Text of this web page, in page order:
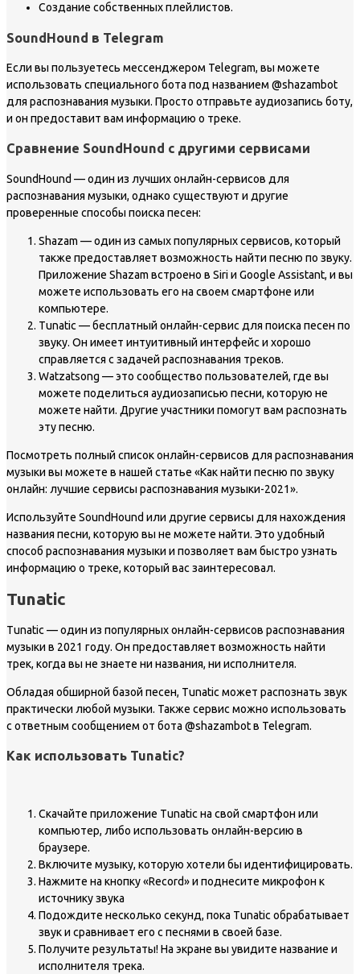
Создание собственных плейлистов.
SoundHound в Telegram
Если вы пользуетесь мессенджером Telegram, вы можете
использовать специального бота под названием @shazambot
для распознавания музыки. Просто отправьте аудиозапись боту,
и он предоставит вам информацию о треке.
Сравнение SoundHound с другими сервисами
SoundHound — один из лучших онлайн-сервисов для
распознавания музыки, однако существуют и другие
проверенные способы поиска песен:
Shazam — один из самых популярных сервисов, который
также предоставляет возможность найти песню по звуку.
Приложение Shazam встроено в Siri и Google Assistant, и вы
можете использовать его на своем смартфоне или
компьютере.
Tunatic — бесплатный онлайн-сервис для поиска песен по
звуку. Он имеет интуитивный интерфейс и хорошо
справляется с задачей распознавания треков.
Watzatsong — это сообщество пользователей, где вы
можете поделиться аудиозаписью песни, которую не
можете найти. Другие участники помогут вам распознать
эту песню.
Посмотреть полный список онлайн-сервисов для распознавания
музыки вы можете в нашей статье «Как найти песню по звуку
онлайн: лучшие сервисы распознавания музыки-2021».
Используйте SoundHound или другие сервисы для нахождения
названия песни, которую вы не можете найти. Это удобный
способ распознавания музыки и позволяет вам быстро узнать
информацию о треке, который вас заинтересовал.
Tunatic
Tunatic — один из популярных онлайн-сервисов распознавания
музыки в 2021 году. Он предоставляет возможность найти
трек, когда вы не знаете ни названия, ни исполнителя.
Обладая обширной базой песен, Tunatic может распознать звук
практически любой музыки. Также сервис можно использовать
с ответным сообщением от бота @shazambot в Telegram.
Как использовать Tunatic?
Скачайте приложение Tunatic на свой смартфон или
компьютер, либо использовать онлайн-версию в
браузере.
Включите музыку, которую хотели бы идентифицировать.
Нажмите на кнопку «Record» и поднесите микрофон к
источнику звука
Подождите несколько секунд, пока Tunatic обрабатывает
звук и сравнивает его с песнями в своей базе.
Получите результаты! На экране вы увидите название и
исполнителя трека.